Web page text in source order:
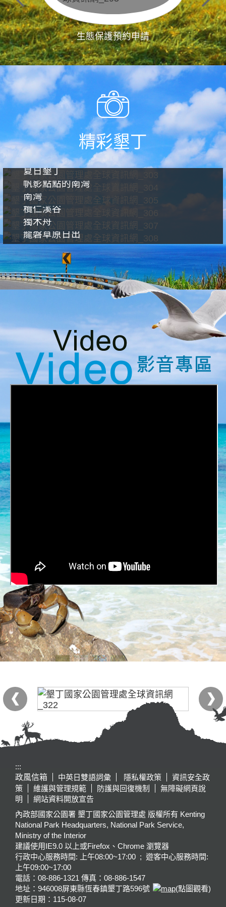
生態保護預約申請
精彩墾丁
夏日墾丁
帆影點點的南灣
南灣
欖仁溪谷
獨木舟
龍磐草原日出
:::
政風信箱
中英日雙語詞彙 隱私權政策
資訊安全政
策
維護與管理規範 防護與回復機制
無障礙網頁說
明
網站資料開放宣告
內政部國家公園署 墾丁國家公園管理處 版權所有 Kenting
National Park Headquarters, National Park Service,
Ministry of the Interior
建議使用IE9.0 以上或Firefox、Chrome 瀏覽器
行政中心服務時間: 上午08:00~17:00 ; 遊客中心服務時間:
上午09:00~17:00
電話：08-886-1321 傳真：08-886-1547
地址：946008屏東縣恆春鎮墾丁路596號
(點圖觀看)
更新日期： 115-08-07